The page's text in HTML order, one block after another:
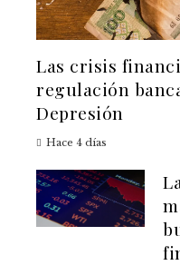
Las crisis
regulación
Depresión
Hace 4 días